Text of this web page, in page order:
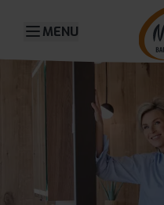
MENU